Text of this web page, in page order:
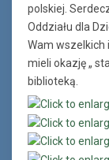
polskiej.
Oddziału dla
Wam wszelkich
mieli okazję „
biblioteką.